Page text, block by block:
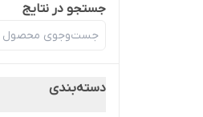
جستجو در نتایج
دسته‌بندی